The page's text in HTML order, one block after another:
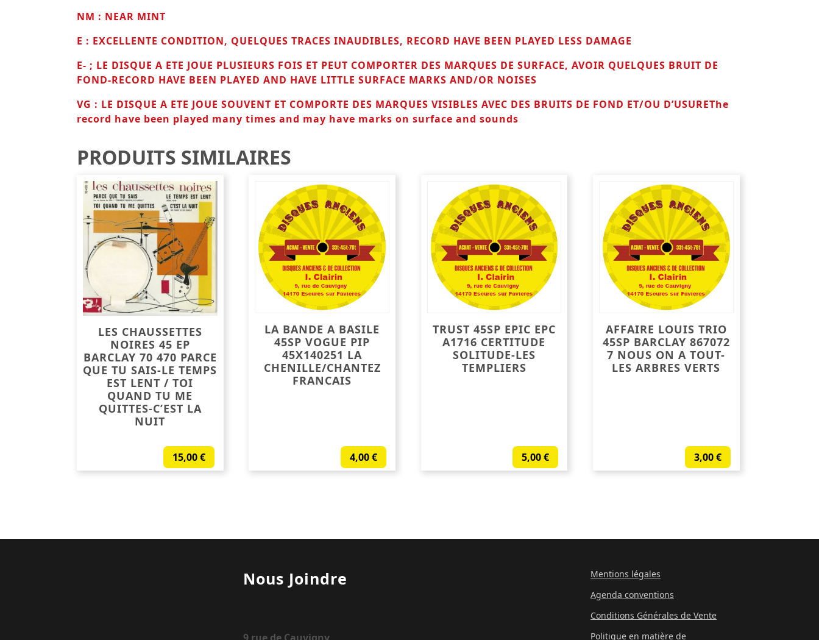
NM : NEAR MINT
E : EXCELLENTE CONDITION, QUELQUES TRACES INAUDIBLES, RECORD HAVE BEEN PLAYED LESS DAMAGE
E- ; LE DISQUE A ETE JOUE PLUSIEURS FOIS ET PEUT COMPORTER DES MARQUES DE SURFACE, AVOIR QUELQUES BRUIT DE
FOND-RECORD HAVE BEEN PLAYED AND HAVE LITTLE SURFACE MARKS AND/OR NOISES
VG : LE DISQUE A ETE JOUE SOUVENT ET COMPORTE DES MARQUES VISIBLES AVEC DES BRUITS DE FOND ET/OU D’USUREThe
record have been played many times and may have marks on surface and sounds
PRODUITS SIMILAIRES
LES CHAUSSETTES
NOIRES 45 EP
BARCLAY 70 470 PARCE
QUE TU SAIS-LE TEMPS
EST LENT / TOI
QUAND TU ME
QUITTES-C’EST LA
NUIT
15,00€
LA BANDE A BASILE
45SP VOGUE PIP
45X140251 LA
CHENILLE/CHANTEZ
FRANCAIS
4,00€
TRUST 45SP EPIC EPC
A1716 CERTITUDE
SOLITUDE-LES
TEMPLIERS
5,00€
AFFAIRE LOUIS TRIO
45SP BARCLAY 867072
7 NOUS ON A TOUT-
LES ARBRES VERTS
3,00€
Nous Joindre
Mentions légales
Agenda conventions
Conditions Générales de Vente
Politique en matière de